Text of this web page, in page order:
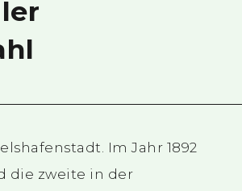
Im Jahr 1892
die zweite in der